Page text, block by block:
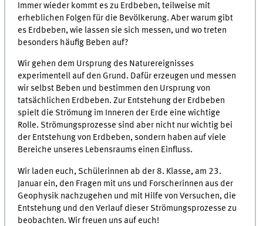
Immer wieder kommt es zu Erdbeben, teilweise mit
erheblichen Folgen für die Bevölkerung. Aber warum gibt
es Erdbeben, wie lassen sie sich messen, und wo treten
besonders häufig Beben auf?
Wir gehen dem Ursprung des Naturereignisses
experimentell auf den Grund. Dafür erzeugen und messen
wir selbst Beben und bestimmen den Ursprung von
tatsächlichen Erdbeben. Zur Entstehung der Erdbeben
spielt die Strömung im Inneren der Erde eine wichtige
Rolle. Strömungsprozesse sind aber nicht nur wichtig bei
der Entstehung von Erdbeben, sondern haben auf viele
Bereiche unseres Lebensraums einen Einfluss.
Wir laden euch, Schülerinnen ab der 8. Klasse, am 23.
Januar ein, den Fragen mit uns und Forscherinnen aus der
Geophysik nachzugehen und mit Hilfe von Versuchen, die
Entstehung und den Verlauf dieser Strömungsprozesse zu
beobachten. Wir freuen uns auf euch!